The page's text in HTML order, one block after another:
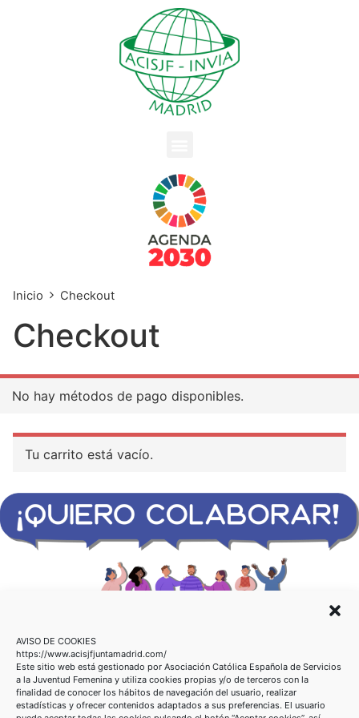
AVISO DE COOKIES
https://www.acisjfjuntamadrid.com/
Este sitio web está gestionado por Asociación Católica Española de Servicios
a la Juventud Femenina y utiliza cookies propias y/o de terceros con la
finalidad de conocer los hábitos de navegación del usuario, realizar
estadísticas y ofrecer contenidos adaptados a sus preferencias. El usuario
Inicio Checkout
Checkout
No hay métodos de pago disponibles.
Tu carrito está vacío.
C/ Ayala 21, 1º Dcha
28001 Madrid
915 751 707 / 915 765 080